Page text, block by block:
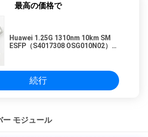
最高の価格で
Huawei 1.25G 1310nm 10km SM
ESFP（S4017308 OSG010N02）
続行
ー モジュール